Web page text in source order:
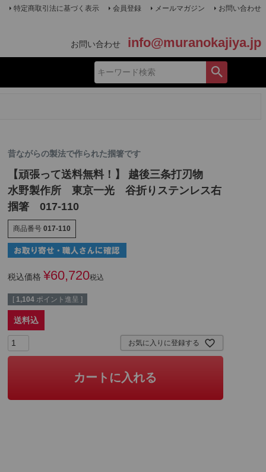
特定商取引法に基づく表示 会員登録 メールマガジン お問い合わせ
お問い合わせ info@muranokajiya.jp
昔ながらの製法で作られた掴箸です
【頑張って送料無料！】 越後三条打刃物
水野製作所 東京一光 谷折りステンレス右
掴箸 017-110
商品番号 017-110
税込価格 ¥60,720税込
[ 1,104 ポイント進呈 ]
送料込
お気に入りに登録する
カートに入れる